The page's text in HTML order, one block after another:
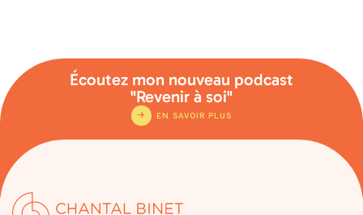
Écoutez mon nouveau podcast
"Revenir à soi"
EN SAVOIR PLUS